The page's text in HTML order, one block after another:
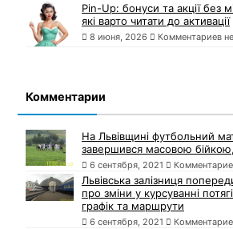
Pin-Up: бонуси та акції без
які варто читати до активації
8 июня, 2026 Комментариев
Комментарии
На Львівщині футбольний
завершився масовою
6 сентября, 2021
Львівська залізниця
про зміни у курсуванні
графік та маршрути
6 сентября, 2021